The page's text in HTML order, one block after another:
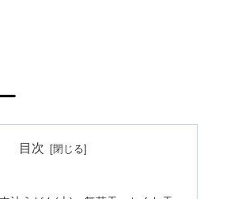
目次